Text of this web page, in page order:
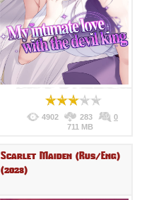
4902 283
0
711 MB
Scarlet Maiden (Rus/Eng)
(2023)